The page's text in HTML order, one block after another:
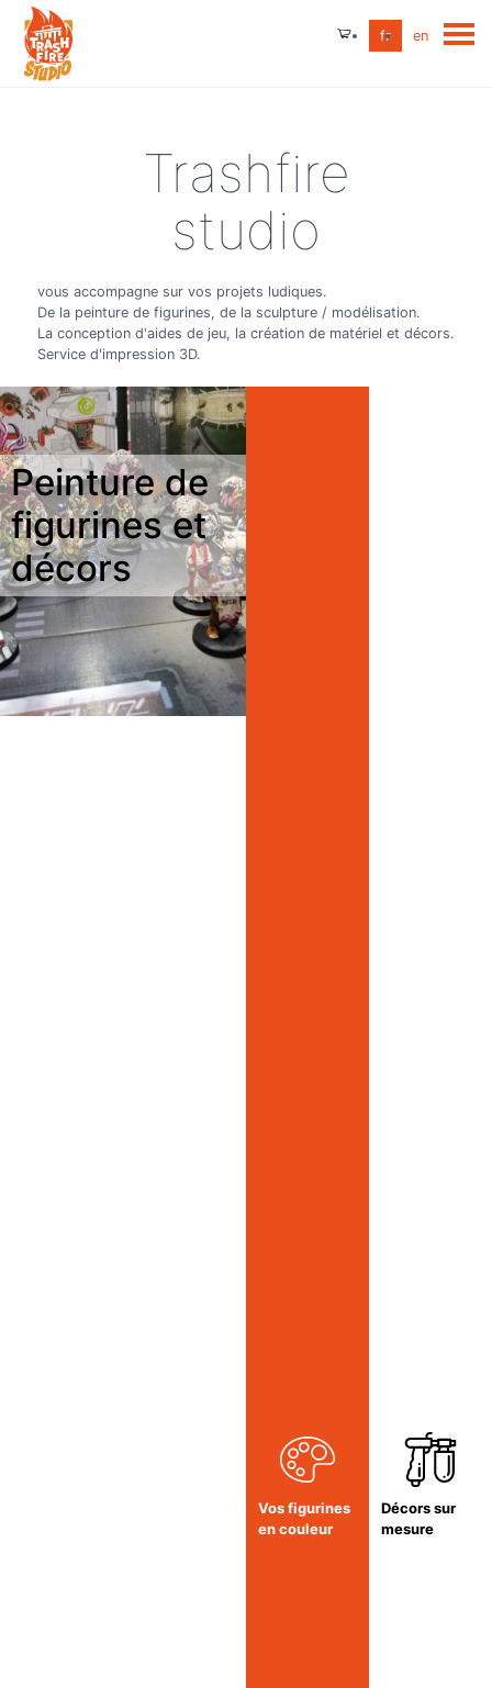
fr en
Trashfire
studio
vous accompagne sur vos projets ludiques.
De la peinture de figurines, de la sculpture / modélisation.
La conception d'aides de jeu, la création de matériel et décors.
Service d'impression 3D.
Peinture de
figurines et
décors
Vos figurines
en couleur
Décors sur
mesure